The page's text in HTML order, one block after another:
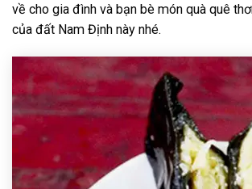
về cho gia đình và bạn bè món quà quê
của đất Nam Định này nhé.